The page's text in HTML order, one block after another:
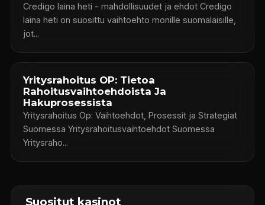
Credigo laina heti - mahdollisuudet ja ehdot Credigo
laina heti on suosittu vaihtoehto monille suomalaisille,
jot...
Yritysrahoitus OP: Tietoa
Rahoitusvaihtoehdoista Ja
Hakuprosessista
Yritysrahoitus Op: Vaihtoehdot, Prosessit ja Strategiat
Suomessa Yritysrahoitusvaihtoehdot Suomessa
Yritysraho...
Suositut kasinot